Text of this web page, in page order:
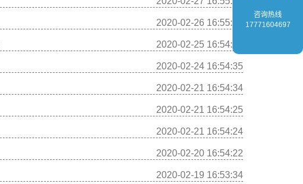
2020-02-26 16:55:12
2020-02-25 16:54:48
2020-02-24 16:54:35
2020-02-21 16:54:34
2020-02-21 16:54:25
2020-02-21 16:54:24
2020-02-20 16:54:22
2020-02-19 16:53:34
咨询热线
17771604697